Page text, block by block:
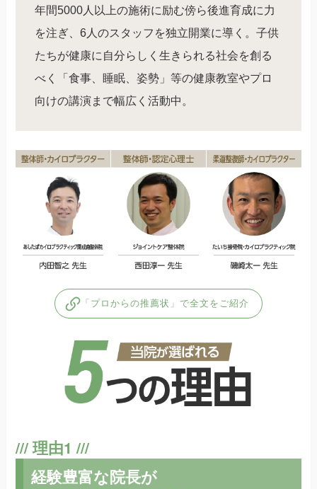
年間5000人以上の施術に励む傍ら後進育成に力
を注ぎ、6人のスタッフを独立開業に導く。子供
たちが健康に自分らしく生きられる社会を創る
べく「食事、睡眠、姿勢」等の健康教室やプロ
向けの講演まで幅広く活動中。
「プロからの推薦状」で全文をご紹介
経験豊富な院長が